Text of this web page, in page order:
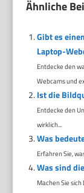
Ähnliche
Gibt es
Laptop-
Entdecke den
Webcams und
Ist die
Entdecke den
wirklich...
Was
Erfahren Sie,
Was sind
Machen Sie